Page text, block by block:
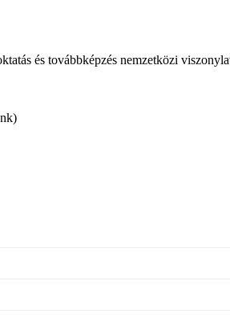
és továbbképzés nemzetközi